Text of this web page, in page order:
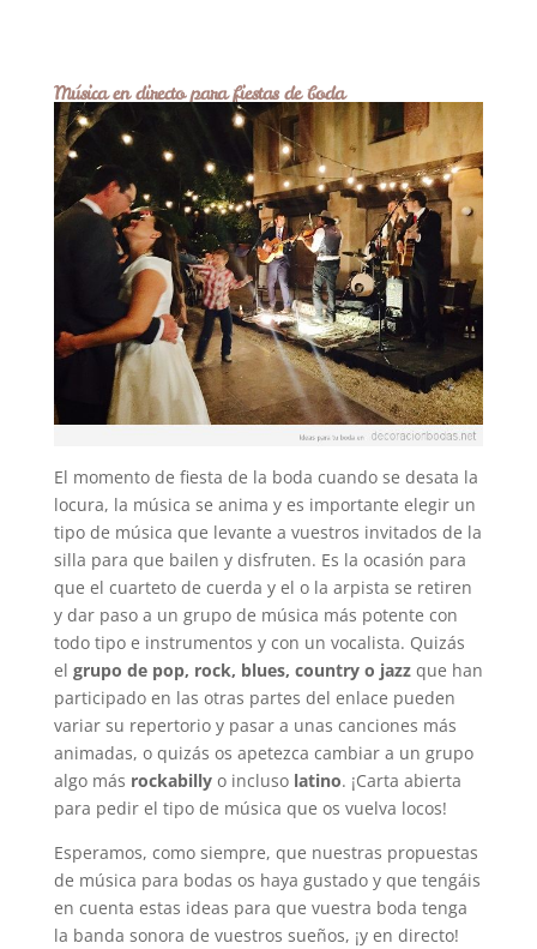
Música en directo para fiestas de boda
El momento de fiesta de la boda cuando se desata la
locura, la música se anima y es importante elegir un
tipo de música que levante a vuestros invitados de la
silla para que bailen y disfruten. Es la ocasión para
que el cuarteto de cuerda y el o la arpista se retiren
y dar paso a un grupo de música más potente con
todo tipo e instrumentos y con un vocalista. Quizás
el grupo de pop, rock, blues, country o jazzque han
participado en las otras partes del enlace pueden
variar su repertorio y pasar a unas canciones más
animadas, o quizás os apetezca cambiar a un grupo
algo más rockabillyo incluso latino. ¡Carta abierta
para pedir el tipo de música que os vuelva locos!
Esperamos, como siempre, que nuestras propuestas
de música para bodas os haya gustado y que tengáis
en cuenta estas ideas para que vuestra boda tenga
la banda sonora de vuestros sueños, ¡y en directo!